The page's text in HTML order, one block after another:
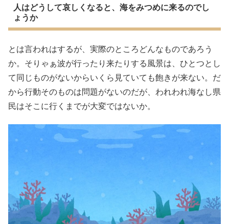
人はどうして哀しくなると、海をみつめに来るのでし
ょうか
とは言われはするが、実際のところどんなものであろう
か。そりゃぁ波が行ったり来たりする風景は、ひとつとし
て同じものがないからいくら見ていても飽きが来ない。だ
から行動そのものは問題がないのだが、われわれ海なし県
民はそこに行くまでが大変ではないか。